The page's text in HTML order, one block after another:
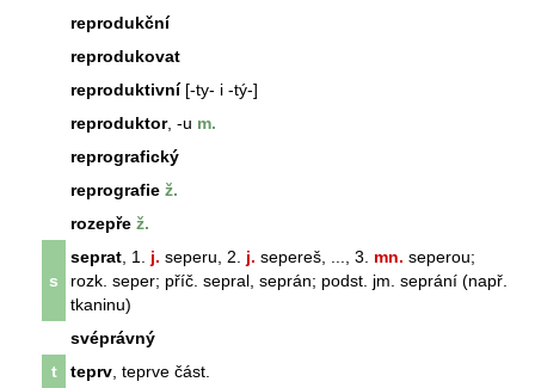
reprodukční
reprodukovat
reproduktivní[-ty- i -tý-]
reproduktor, -u m.
reprografický
reprografie ž.
rozepře ž.
s
seprat , 1. j. seperu, 2. j. sepereš, ..., 3. mn. seperou;
rozk. seper; příč. sepral, seprán; podst. jm. seprání (např.
tkaninu)
svéprávný
t
teprv teprve část.